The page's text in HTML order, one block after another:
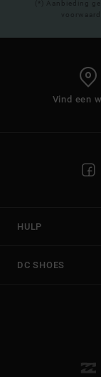
(*) Aanbieding
Vind een
HULP
DC SHOES